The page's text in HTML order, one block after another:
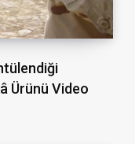
Ürünü Video